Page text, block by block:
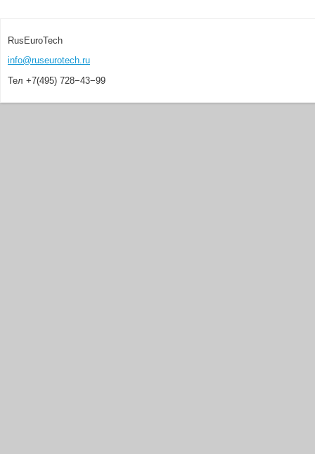
RusEuroTech
info@ruseurotech.ru
Тел +7(495) 728−43−99